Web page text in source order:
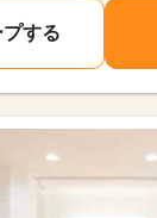
プする